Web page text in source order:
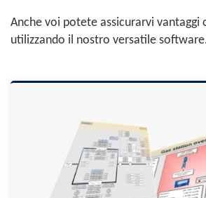
Anche voi potete assicurarvi vantaggi
utilizzando il nostro versatile